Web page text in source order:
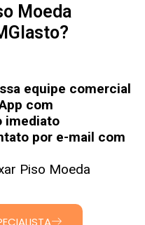
Moeda
equipe comercial
com
imediato
por e-mail com
Piso Moeda